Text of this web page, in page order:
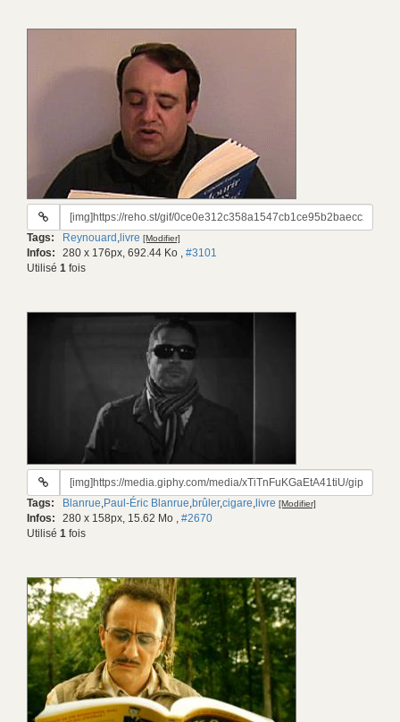
URL
gif:
Tags: Reynouard , livre [Modifier]
Infos: 280 x 176px, 692.44 Ko , #3101
Utilisé 1 fois
URL
gif:
Tags: Blanrue,Paul-Éric Blanrue,brûler,cigare, livre [Modifier]
Infos: 280 x 158px, 15.62 Mo , #2670
Utilisé 1 fois